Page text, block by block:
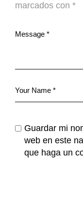
marcados con*
Guardar mi
web en este
que haga un